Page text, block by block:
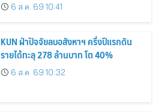
6 ส.ค. 69 10:41
KUN ฝ่าปัจจัยลบอสังหาฯ ครึ่งปีแรกดัน
รายได้ทะลุ 278 ล้านบาท โต 40%
6 ส.ค. 69 10:32